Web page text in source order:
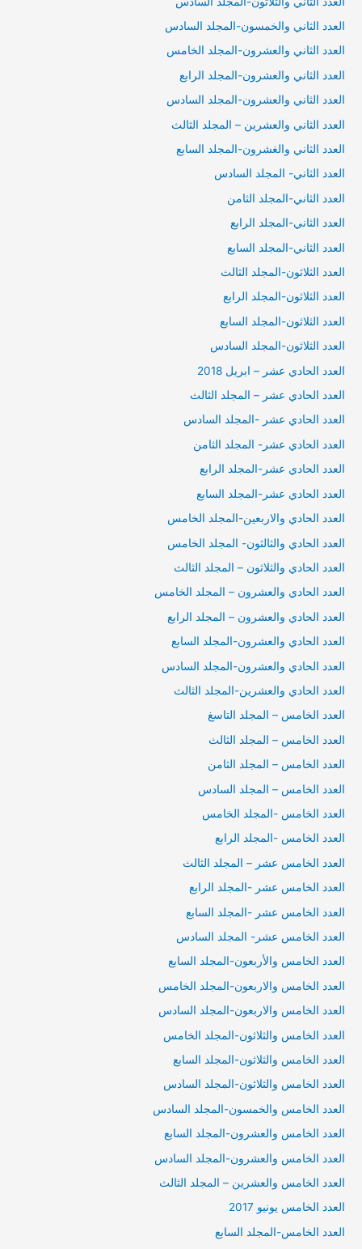
العدد الثاني والخمسون-المجلد السادس
العدد الثاني والعشرون-المجلد الخامس
العدد الثاني والعشرون-المجلد الرابع
العدد الثاني والعشرون-المجلد السادس
العدد الثاني والعشرين – المجلد الثالث
العدد الثاني والغشرون-المجلد السابع
العدد الثاني- المجلد السادس
العدد الثاني-المجلد الثامن
العدد الثاني-المجلد الرابع
العدد الثاني-المجلد السابع
العدد الثلاثون-المجلد الثالث
العدد الثلاثون-المجلد الرابع
العدد الثلاثون-المجلد السابع
العدد الثلاثون-المجلد السادس
العدد الحادي عشر – ابريل 2018
العدد الحادي عشر – المجلد الثالث
العدد الحادي عشر -المجلد السادس
العدد الحادي عشر- المجلد الثامن
العدد الحادي عشر-المجلد الرابع
العدد الحادي عشر-المجلد السابع
العدد الحادي والاربعين-المجلد الخامس
العدد الحادي والثالثون- المجلد الخامس
العدد الحادي والثلاثون – المجلد الثالث
العدد الحادي والعشرون – المجلد الخامس
العدد الحادي والعشرون – المجلد الرابع
العدد الحادي والعشرون-المجلد السابع
العدد الحادي والعشرون-المجلد السادس
العدد الحادي والعشرين-المجلد الثالث
العدد الخامس – المجلد التاسغ
العدد الخامس – المجلد الثالث
العدد الخامس – المجلد الثامن
العدد الخامس – المجلد السادس
العدد الخامس -المجلد الخامس
العدد الخامس -المجلد الرابع
العدد الخامس عشر – المجلد الثالث
العدد الخامس عشر -المجلد الرابع
العدد الخامس عشر -المجلد السابع
العدد الخامس عشر- المجلد السادس
العدد الخامس والأربعون-المجلد السابع
العدد الخامس والاربعون-المجلد الخامس
العدد الخامس والاربعون-المجلد السادس
العدد الخامس والثلاثون-المجلد الخامس
العدد الخامس والثلاثون-المجلد السابع
العدد الخامس والثلاثون-المجلد السادس
العدد الخامس والخمسون-المجلد السادس
العدد الخامس والعشرون-المجلد السابع
العدد الخامس والعشرون-المجلد السادس
العدد الخامس والعشرين – المجلد الثالث
العدد الخامس يونيو 2017
العدد الخامس-المجلد السابع